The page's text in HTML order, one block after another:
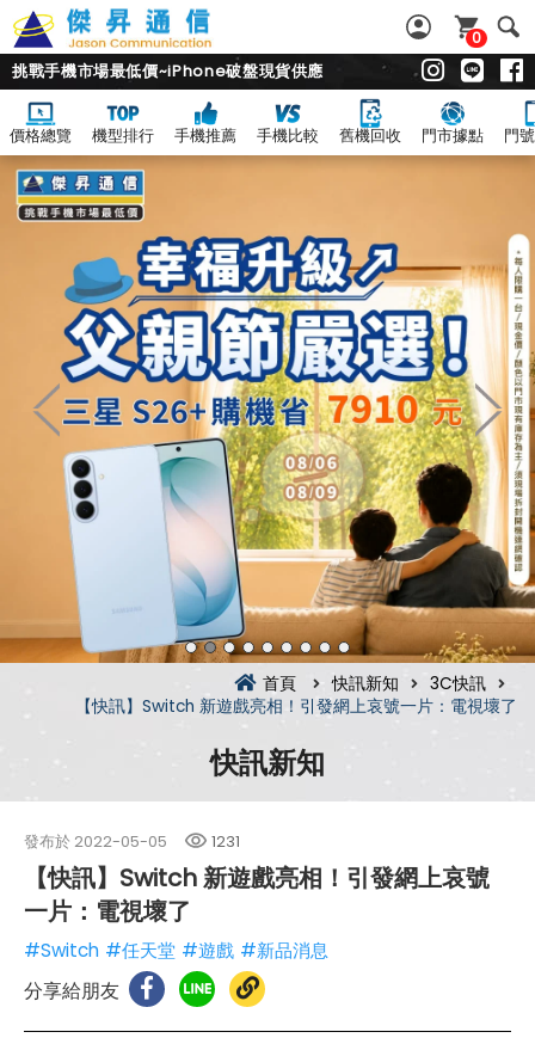
0
挑戰手機市場最低價~iPhone破盤現貨供應
價格總覽 機型排行 手機推薦 手機比較 舊機回收 門市據點 門
首頁 快訊新知
3C快訊
【快訊】Switch 新遊戲亮相！引發網上哀號一片：電視壞了
快訊新知
發布於 2022-05-05 1231
【快訊】Switch 新遊戲亮相！引發網上哀號
一片：電視壞了
#Switch #任天堂 #遊戲 #新品消息
分享給朋友